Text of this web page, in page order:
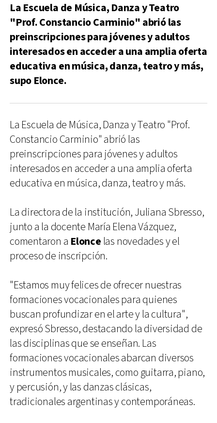
La Escuela de Música, Danza y Teatro
"Prof. Constancio Carminio" abrió las
preinscripciones para jóvenes y adultos
interesados en acceder a una amplia oferta
educativa en música, danza, teatro y más,
supo Elonce.
La Escuela de Música, Danza y Teatro "Prof.
Constancio Carminio" abrió las
preinscripciones para jóvenes y adultos
interesados en acceder a una amplia oferta
educativa en música, danza, teatro y más.
La directora de la institución, Juliana Sbresso,
junto a la docente María Elena Vázquez,
comentaron a Elonce las novedades y el
proceso de inscripción.
"Estamos muy felices de ofrecer nuestras
formaciones vocacionales para quienes
buscan profundizar en el arte y la cultura",
expresó Sbresso, destacando la diversidad de
las disciplinas que se enseñan. Las
formaciones vocacionales abarcan diversos
instrumentos musicales, como guitarra, piano,
y percusión, y las danzas clásicas,
tradicionales argentinas y contemporáneas.